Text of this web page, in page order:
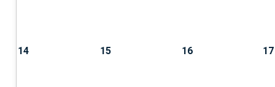
14 15 16 17